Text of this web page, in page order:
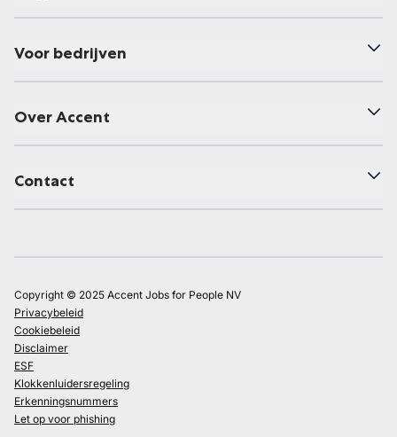
Voor bedrijven
Over Accent
Contact
Copyright © 2025 Accent Jobs for People NV
Privacybeleid
Cookiebeleid
Disclaimer
ESF
Klokkenluidersregeling
Erkenningsnummers
Let op voor phishing